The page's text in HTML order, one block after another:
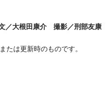
／大根田康介 撮影／刑部友康
たは更新時のものです。